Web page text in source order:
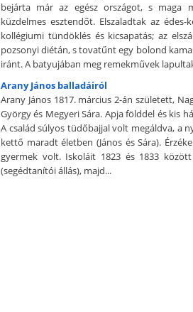
bejárta már az egész országot, s maga
küzdelmes esztendőt. Elszaladtak az édes-
kollégiumi tündöklés és kicsapatás; az
pozsonyi diétán, s tovatűnt egy bolond
iránt. A batyujában meg remekművek
Arany János balladáiról
Arany János 1817. március 2-án született,
György és Megyeri Sára. Apja földdel és kis
A család súlyos tüdőbajjal volt megáldva, a
kettő maradt életben (János és Sára).
gyermek volt. Iskoláit 1823 és 1833 között
(segédtanítói állás), majd...